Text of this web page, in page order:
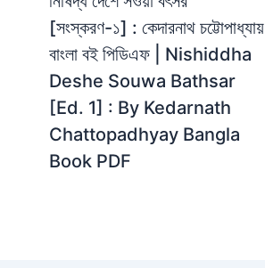
[সংস্করণ-১] : কেদারনাথ চট্টোপাধ্যায়
বাংলা বই পিডিএফ | Nishiddha
Deshe Souwa Bathsar
[Ed. 1] : By Kedarnath
Chattopadhyay Bangla
Book PDF